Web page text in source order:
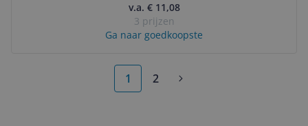
v.a. € 11,08
3 prijzen
Ga naar goedkoopste
1 2